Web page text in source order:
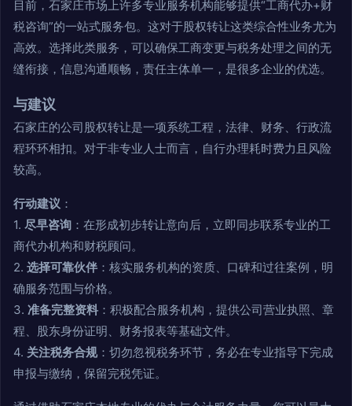
目前，石家庄市场上许多专业服务机构能够提供“工商代办+财
税咨询”的一站式服务包。这对于股权转让这类综合性业务尤为
高效。选择此类服务，可以确保工商变更与税务处理之间的无
缝衔接，信息沟通顺畅，责任主体单一，是很多企业的优选。
与建议
石家庄的公司股权转让是一项系统工程，法律、财务、行政流
程环环相扣。对于非专业人士而言，自行办理耗时费力且风险
较高。
行动建议 ：
1. 尽早咨询 ：在形成初步转让意向后，立即同步联系专业的工
商代办机构和财税顾问。
2. 选择可靠伙伴 ：核实服务机构的资质、口碑和过往案例，明
确服务范围与价格。
3. 准备完整资料 ：积极配合服务机构，提供公司营业执照、章
程、股东身份证明、财务报表等基础文件。
4. 关注税务合规：切勿忽视税务环节，务必在专业指导下完成
申报与缴纳，保留完税凭证。